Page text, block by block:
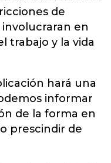
de
involucraran en
trabajo y la vida
hará una
informar
de la forma en
prescindir de